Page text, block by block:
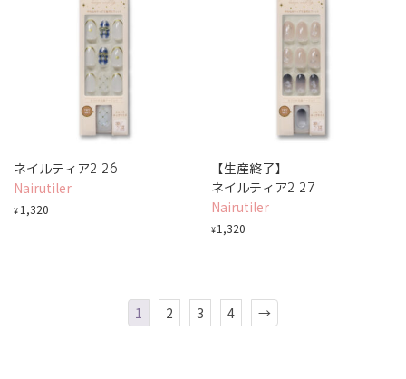
ネイルティア2 26
Nairutiler
¥ 1,320
【生産終了】
ネイルティア2 27
Nairutiler
¥1,320
1 2 3 4 →